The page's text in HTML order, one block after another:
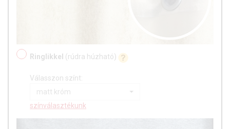
Ringlikkel (rúdra húzható)
Válasszon színt:
matt króm
színválasztékunk